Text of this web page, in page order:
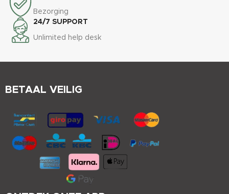
Bezorging
24/7 SUPPORT
Unlimited help desk
BETAAL VEILIG